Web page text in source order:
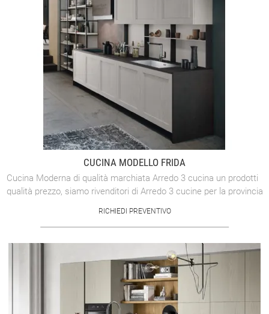
CUCINA MODELLO FRIDA
Cucina Moderna di qualità marchiata Arredo 3 cucina un prodotti
qualità prezzo, siamo rivenditori di Arredo 3 cucine per la provincia
RICHIEDI PREVENTIVO